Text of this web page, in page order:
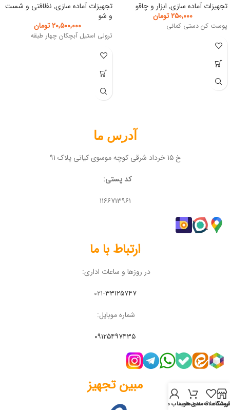
تجهیزات آماده سازی, ابزار و چاقو
۲۵۰,۰۰۰ تومان
پوست کن دستی کمانی
تجهیزات آماده سازی, نظافتی و شست
و شو
۲۰,۵۰۰,۰۰۰تومان
ترولی استیل آبچکان چهار طبقه
آدرس ما
خ ۱۵ خرداد شرقی کوچه موسوی کیانی پلاک ۹۱
کد پستی:
۱۱۶۶۷۱۳۹۶۱
ارتباط با ما
در روزها و ساعات اداری:
۰۲۱-۳۳۱۲۵۷۴۷
شماره موبایل:
۰۹۱۲۵۴۹۷۴۳۵
مبین تجهیز
فروشگاه
لیست علاقه‌مندی‌ها
سبد خریدحساب من